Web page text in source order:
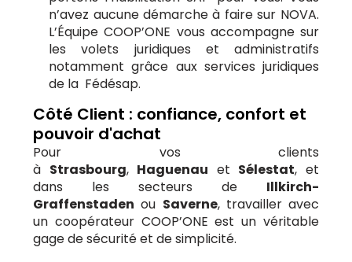
n’avez aucune démarche à faire sur NOVA.
L’Équipe COOP’ONE vous accompagne sur
les volets juridiques et administratifs
notamment grâce aux services juridiques
de la Fédésap.
Côté Client : confiance, confort et
pouvoir d'achat
Pour vos clients
à Strasbourg, Haguenau et Sélestat, et
dans les secteurs de Illkirch-
Graffenstaden ou Saverne, travailler avec
un coopérateur COOP’ONE est un véritable
gage de sécurité et de simplicité.